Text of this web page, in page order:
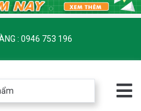
: 0946 753 196